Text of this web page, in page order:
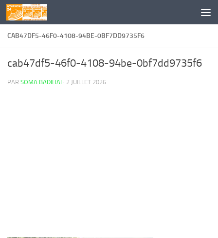
Skip to content
CAB47DF5-46F0-4108-94BE-0BF7DD9735F6
cab47df5-46f0-4108-94be-0bf7dd9735f6
PAR SOMA BADIHAI · 2 JUILLET 2026